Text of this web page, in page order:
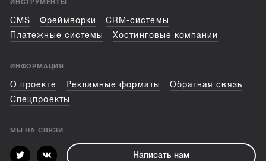
ИНСТРУМЕНТЫ
CMS Фреймворки
CRM-системы
Платежные системы
Хостинговые компании
ИНФОРМАЦИЯ
О проекте Рекламные форматы
Обратная связь
Спецпроекты
МЫ НА СВЯЗИ
Написать нам